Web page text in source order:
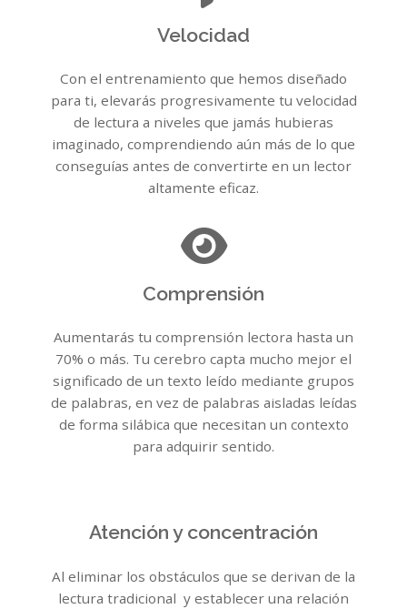
Velocidad
Con el entrenamiento que hemos diseñado
para ti, elevarás progresivamente tu velocidad
de lectura a niveles que jamás hubieras
imaginado, comprendiendo aún más de lo que
conseguías antes de convertirte en un lector
altamente eficaz.
Comprensión
Aumentarás tu comprensión lectora hasta un
70% o más. Tu cerebro capta mucho mejor el
significado de un texto leído mediante grupos
de palabras, en vez de palabras aisladas leídas
de forma silábica que necesitan un contexto
para adquirir sentido.
Atención y concentración
Al eliminar los obstáculos que se derivan de la
lectura tradicional y establecer una relación